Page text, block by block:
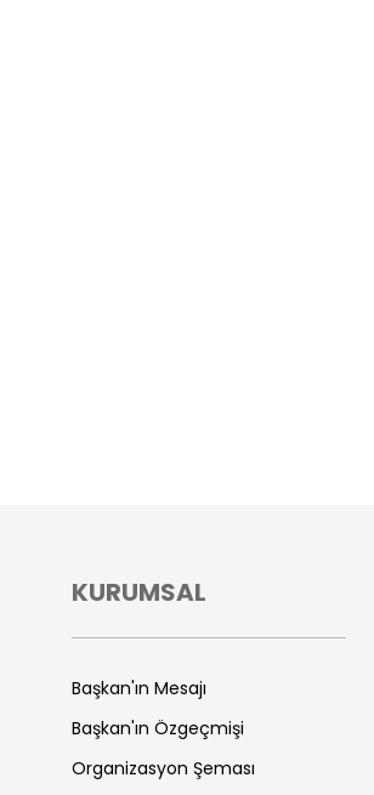
KURUMSAL
Başkan'ın Mesajı
Başkan'ın Özgeçmişi
Organizasyon Şeması